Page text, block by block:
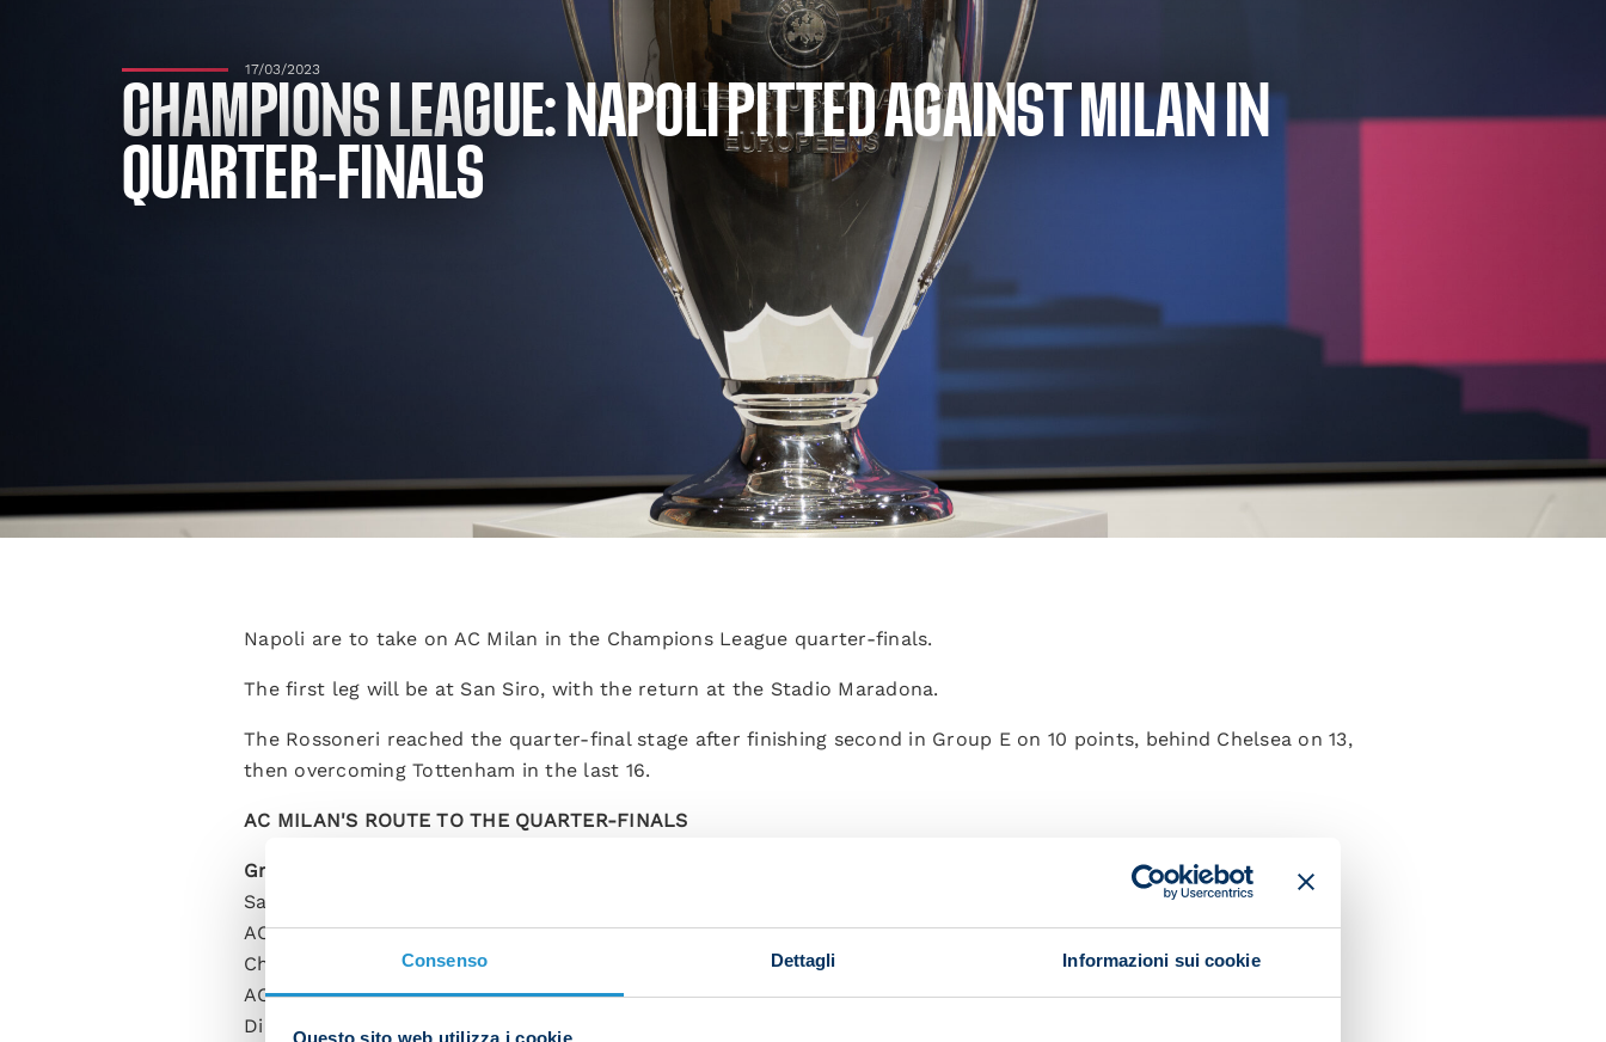
Consenso Dettagli Informazioni sui cookie
Questo sito web utilizza i cookie
17/03/2023
CHAMPIONS LEAGUE: NAPOLI PITTED AGAINST MILAN IN
QUARTER-FINALS
Napoli are to take on AC Milan in the Champions League quarter-finals.
The first leg will be at San Siro, with the return at the Stadio Maradona.
The Rossoneri reached the quarter-final stage after finishing second in Group E on 10 points, behind Chelsea on 13,
then overcoming Tottenham in the last 16.
AC MILAN'S ROUTE TO THE QUARTER-FINALS
Group stage
Salzburg 1-1 AC Milan
AC Milan 3-1 Dinamo Zagreb
Chelsea 3-0 AC Milan
AC Milan 0-2 Chelsea
Dinamo Zagreb 0-4 AC Milan